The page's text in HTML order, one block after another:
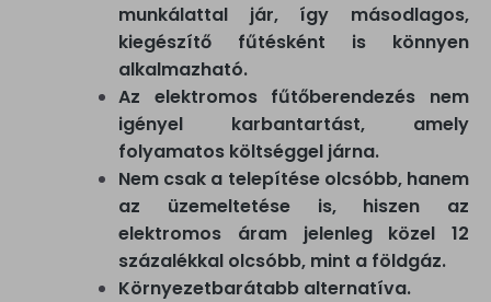
munkálattal jár, így másodlagos,
kiegészítő fűtésként is könnyen
alkalmazható.
Az elektromos fűtőberendezés nem
igényel karbantartást, amely
folyamatos költséggel járna.
Nem csak a telepítése olcsóbb, hanem
az üzemeltetése is, hiszen az
elektromos áram jelenleg közel 12
százalékkal olcsóbb, mint a földgáz.
Környezetbarátabb alternatíva.